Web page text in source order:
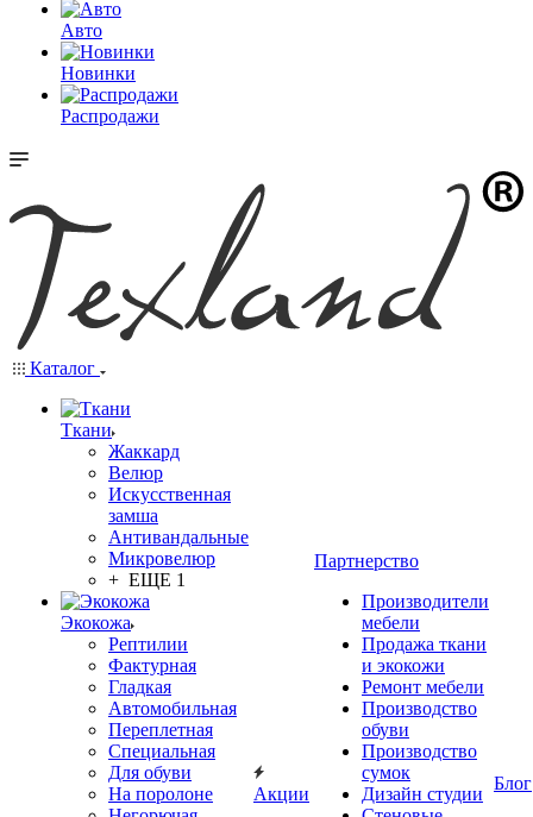
Авто
Новинки
Распродажи
Каталог
Ткани
Жаккард
Велюр
Искусственная
замша
Антивандальные
Микровелюр
+ ЕЩЕ 1
Экокожа
Рептилии
Фактурная
Гладкая
Автомобильная
Переплетная
Специальная
Для обуви
На поролоне
Акции
Партнерство
Производители
мебели
Продажа ткани
и экокожи
Ремонт мебели
Производство
обуви
Производство
сумок
Дизайн студии
Блог